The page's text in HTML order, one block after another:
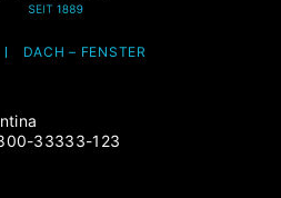
DACH – FENSTER
33333-123